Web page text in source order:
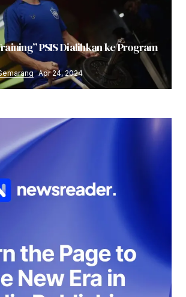
PSIS Dialihkan ke Program
Apr 24, 2024